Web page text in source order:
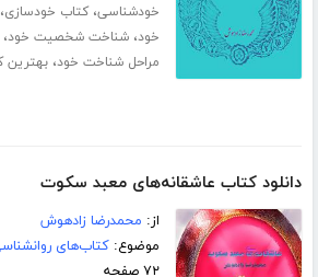
خودشناسی،کتاب خودسازی،
خود،شناخت شخصیت خود
مراحل شناخت خود،بهترین
دانلود کتاب عاشقانه‌های معبد سکوت
از: محمدرضا زادهوش
موضوع:کتاب‌های
۷۲ صفحه